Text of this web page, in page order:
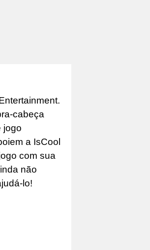
cabeça
jogo
a IsCool
com sua
não
lo!